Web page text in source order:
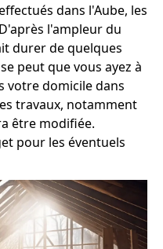
dans l'Aube, les
l'ampleur du
durer de quelques
peut que vous ayez à
votre domicile dans
travaux, notamment
être modifiée.
pour les éventuels